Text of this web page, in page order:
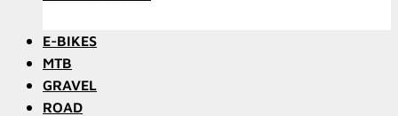
E-BIKES
MTB
GRAVEL
ROAD